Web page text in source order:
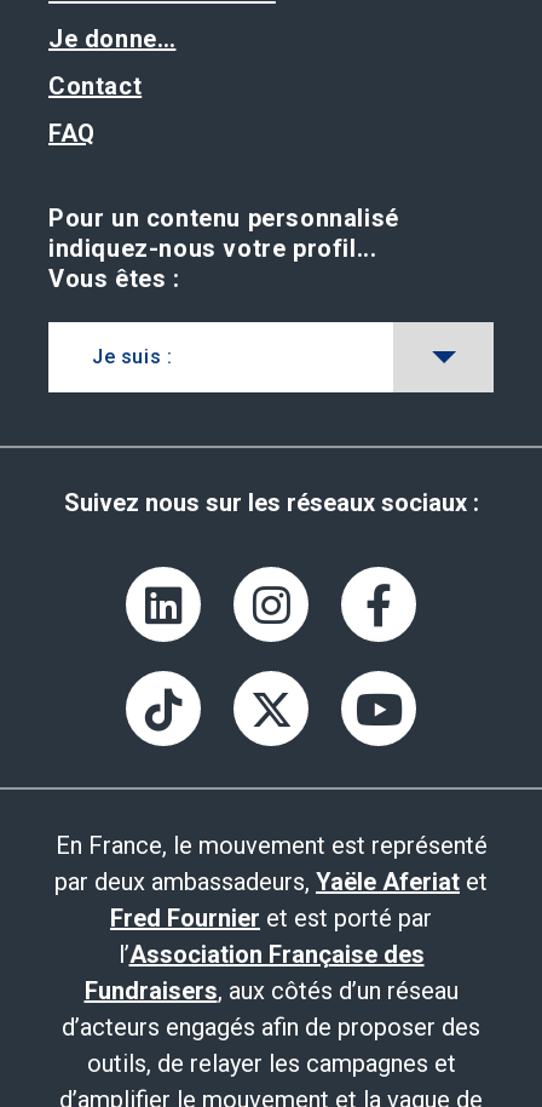
Je donne…
Contact
FAQ
Pour un contenu personnalisé
indiquez-nous votre profil...
Vous êtes :
Je suis :
Suivez nous sur les réseaux sociaux :
En France, le mouvement est représenté
par deux ambassadeurs, Yaële Aferiat et
Fred Fournier et est porté par
l’Association Française des
Fundraisers, aux côtés d’un réseau
d’acteurs engagés afin de proposer des
outils, de relayer les campagnes et
d’amplifier le mouvement et la vague de